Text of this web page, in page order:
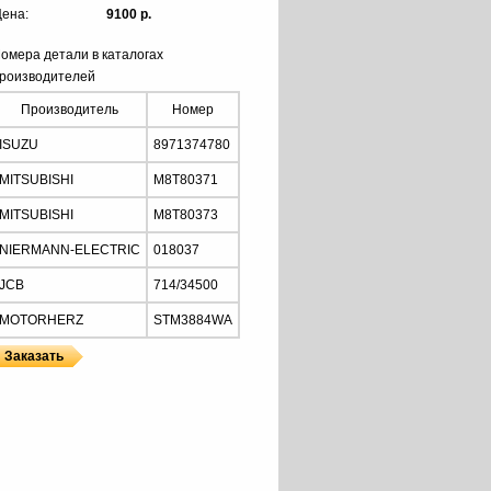
9100 р.
детали в каталогах
Производитель Номер
ISUZU 8971374780
MITSUBISHI M8T80371
MITSUBISHI M8T80373
NIERMANN-ELECTRIC 018037
JCB 714/34500
MOTORHERZ STM3884WA